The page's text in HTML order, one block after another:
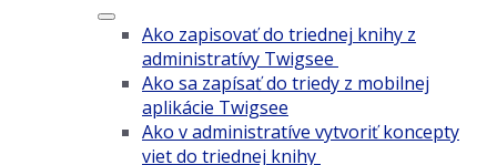
Ako zapisovať do triednej knihy z
administratívy Twigsee
Ako sa zapísať do triedy z mobilnej
aplikácie Twigsee
Ako v administratíve vytvoriť koncepty
viet do triednej knihy